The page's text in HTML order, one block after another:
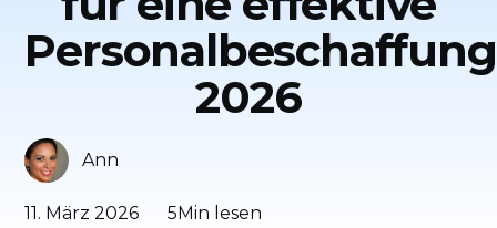
Personalbeschaffung
2026
11. März 2026 5Min lesen
Ann